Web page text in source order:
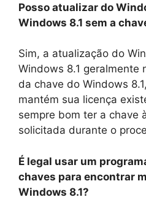
Posso atualizar do
Windows 8.1 sem a
Sim, a atualização do
Windows 8.1 geralmente
da chave do Windows
mantém sua licença
sempre bom ter a chave
solicitada durante o
É legal usar um
chaves para encontrar
Windows 8.1?